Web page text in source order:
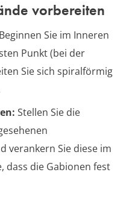
vorbereiten
Beginnen Sie im Inneren
Punkt (bei der
Sie sich spiralförmig
Stellen Sie die
verankern Sie diese im
dass die Gabionen fest